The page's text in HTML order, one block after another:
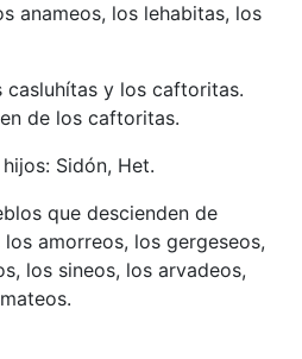
anameos, los lehabitas, los
casluhítas y los caftoritas.
de los caftoritas.
Sidón, Het.
que descienden de
amorreos, los gergeseos,
los sineos, los arvadeos,